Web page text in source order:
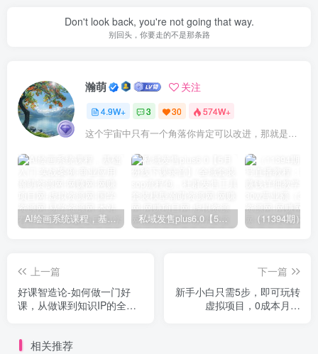
Don't look back, you're not going that way.
别回头，你要走的不是那条路
瀚萌 关注
4.9W+ 3 30 574W+
这个宇宙中只有一个角落你肯定可以改进，那就是你自己
AI绘画系统课程，基础入门-实战案例-商业应用 私域发售plus6.0【5月份线下课录音】/全域套装sop流程包，社群发售工具套装模型
上一篇
好课智造论-如何做一门好
课，从做课到知识IP的全盘
下一篇
新手小白只需5步，即可玩转
虚拟项目，0成本月入
相关推荐